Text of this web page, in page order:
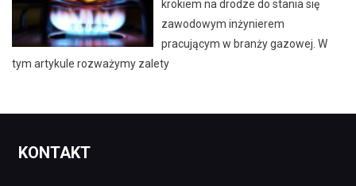
krokiem na drodze do stania się
zawodowym inżynierem
pracującym w branży gazowej. W
tym artykule rozważymy zalety
KONTAKT